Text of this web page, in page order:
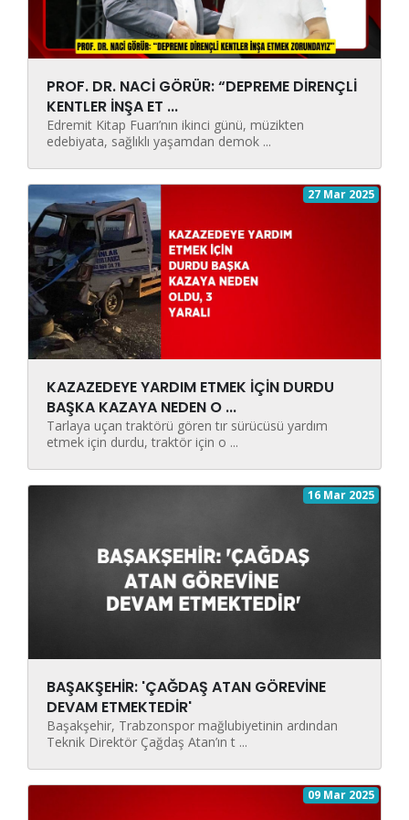
PROF. DR. NACİ GÖRÜR: “DEPREME DİRENÇLİ
KENTLER İNŞA ET ...
Edremit Kitap Fuarı’nın ikinci günü, müzikten
edebiyata, sağlıklı yaşamdan demok ...
27 Mar 2025
KAZAZEDEYE YARDIM ETMEK İÇİN DURDU
BAŞKA KAZAYA NEDEN O ...
Tarlaya uçan traktörü gören tır sürücüsü yardım
etmek için durdu, traktör için o ...
16 Mar 2025
BAŞAKŞEHİR: 'ÇAĞDAŞ ATAN GÖREVİNE
DEVAM ETMEKTEDİR'
Başakşehir, Trabzonspor mağlubiyetinin ardından
Teknik Direktör Çağdaş Atan’ın t ...
09 Mar 2025